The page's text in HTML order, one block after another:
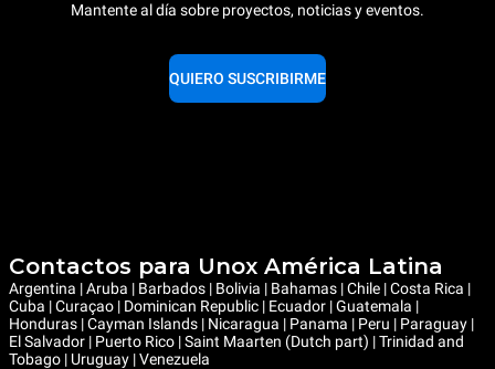
Mantente al día sobre proyectos, noticias y eventos.
QUIERO SUSCRIBIRME
Contactos para Unox América Latina
Argentina | Aruba | Barbados | Bolivia | Bahamas | Chile | Costa Rica |
Cuba | Curaçao | Dominican Republic | Ecuador | Guatemala |
Honduras | Cayman Islands | Nicaragua | Panama | Peru | Paraguay |
El Salvador | Puerto Rico | Saint Maarten (Dutch part) | Trinidad and
Tobago | Uruguay | Venezuela